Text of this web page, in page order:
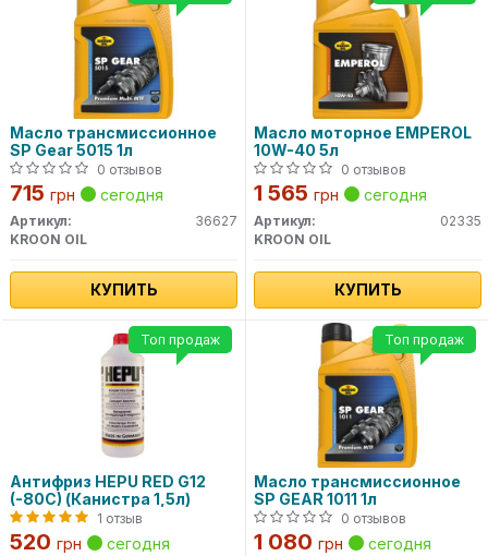
Масло трансмиссионное
SP Gear 5015 1л
0 отзывов
715 грн сегодня
Артикул:
36627
KROON OIL
КУПИТЬ
Масло моторное EMPEROL
10W-40 5л
0 отзывов
1 565 грн сегодня
Артикул:
02335
KROON OIL
КУПИТЬ
Антифриз HEPU RED G12
(-80C) (Канистра 1,5л)
1 отзыв
520 грн сегодня
Топ продаж
Масло трансмиссионное
SP GEAR 1011 1л
0 отзывов
1 080 грн сегодня
Топ продаж